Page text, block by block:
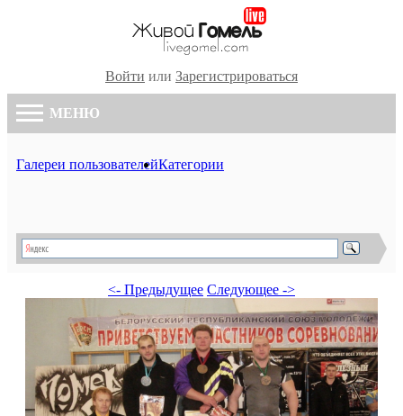
Войти или Зарегистрироваться
МЕНЮ
Галереи пользователейКатегории
<- Предыдущее Следующее ->